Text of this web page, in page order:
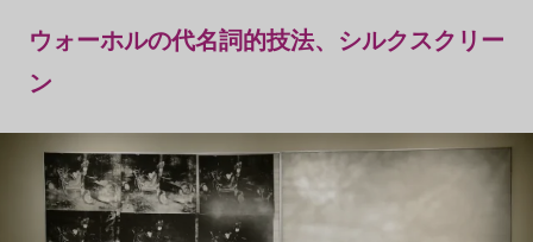
ウォーホルの代名詞的技法、シルクスクリー
ン